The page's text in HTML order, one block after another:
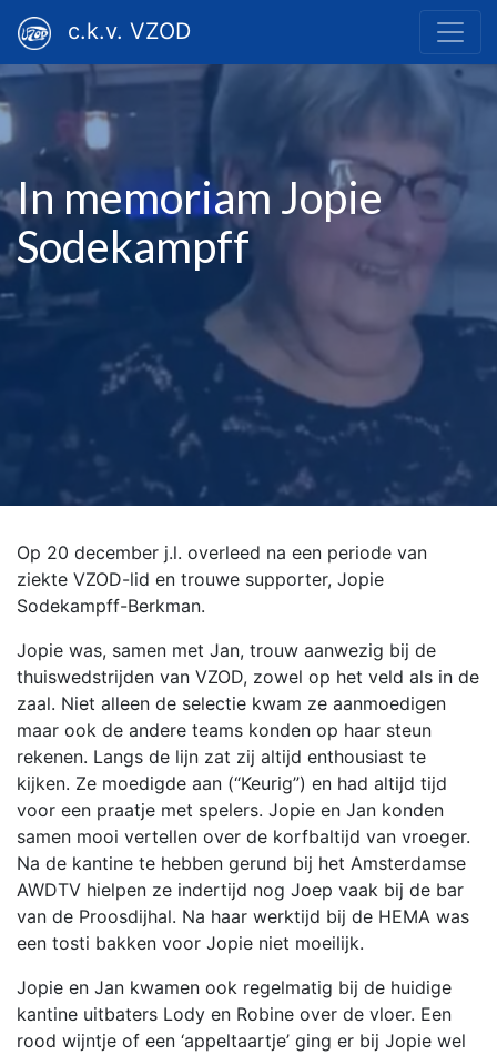
c.k.v. VZOD
In memoriam Jopie
Sodekampff
Op 20 december j.l. overleed na een periode van
ziekte VZOD-lid en trouwe supporter, Jopie
Sodekampff-Berkman.
Jopie was, samen met Jan, trouw aanwezig bij de
thuiswedstrijden van VZOD, zowel op het veld als in de
zaal. Niet alleen de selectie kwam ze aanmoedigen
maar ook de andere teams konden op haar steun
rekenen. Langs de lijn zat zij altijd enthousiast te
kijken. Ze moedigde aan (“Keurig”) en had altijd tijd
voor een praatje met spelers. Jopie en Jan konden
samen mooi vertellen over de korfbaltijd van vroeger.
Na de kantine te hebben gerund bij het Amsterdamse
AWDTV hielpen ze indertijd nog Joep vaak bij de bar
van de Proosdijhal. Na haar werktijd bij de HEMA was
een tosti bakken voor Jopie niet moeilijk.
Jopie en Jan kwamen ook regelmatig bij de huidige
kantine uitbaters Lody en Robine over de vloer. Een
rood wijntje of een ‘appeltaartje’ ging er bij Jopie wel